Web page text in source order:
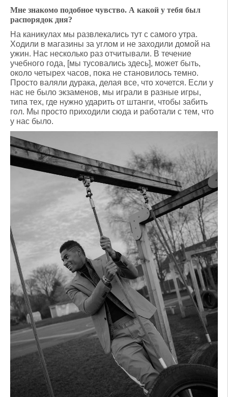
Мне знакомо подобное чувство. А какой у тебя был
распорядок дня?
На каникулах мы развлекались тут с самого утра.
Ходили в магазины за углом и не заходили домой на
ужин. Нас несколько раз отчитывали. В течение
учебного года, [мы тусовались здесь], может быть,
около четырех часов, пока не становилось темно.
Просто валяли дурака, делая все, что хочется. Если у
нас не было экзаменов, мы играли в разные игры,
типа тех, где нужно ударить от штанги, чтобы забить
гол. Мы просто приходили сюда и работали с тем, что
у нас было.